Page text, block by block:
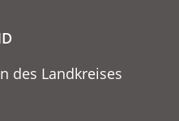
des Landkreises